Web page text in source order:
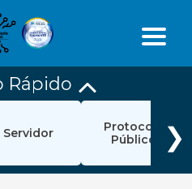
Rápido
Servidor
Protocolo
Público
❯